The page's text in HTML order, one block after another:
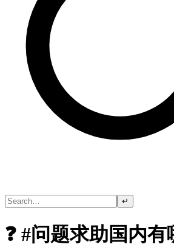
↵
❓ #问题求助国内